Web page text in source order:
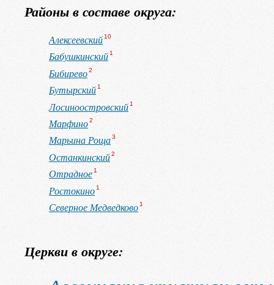
Районы в составе округа:
Алексеевский 10
Бабушкинский1
Бибирево2
Бутырский 1
Лосиноостровский 1
Марфино2
Марьина Роща3
Останкинский2
Отрадное 1
Ростокино 1
Северное Медведково 1
Церкви в округе: